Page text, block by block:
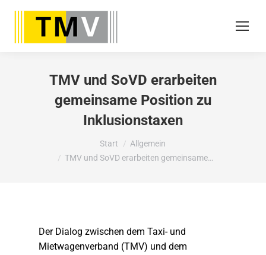
TMV und SoVD erarbeiten
gemeinsame Position zu
Inklusionstaxen
Sie befinden sich hier:
Start
Allgemein
TMV und SoVD erarbeiten gemeinsame…
Der Dialog zwischen dem Taxi- und
Mietwagenverband (TMV) und dem